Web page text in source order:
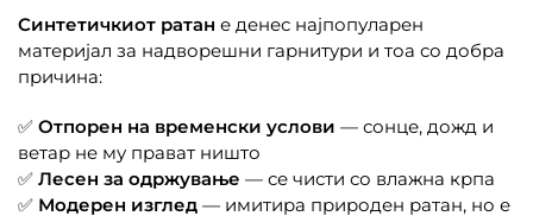
Синтетичкиот ратан е денес најпопуларен
материјал за надворешни гарнитури и тоа со добра
причина:
✅ Отпорен на временски услови — сонце, дожд и
ветар не му прават ништо
✅ Лесен за одржување — се чисти со влажна крпа
✅ Модерен изглед — имитира природен ратан, но е